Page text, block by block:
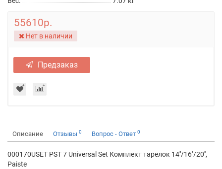
55610р.
Нет в наличии
Предзаказ
Описание Отзывы 0 Вопрос - Ответ 0
000170USET PST 7 Universal Set Комплект тарелок 14''/16''/20'',
Paiste